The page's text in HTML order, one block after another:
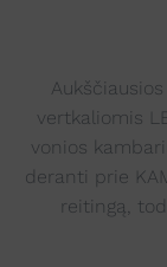
vertkaliomis
vonios
deranti prie
reitingą,